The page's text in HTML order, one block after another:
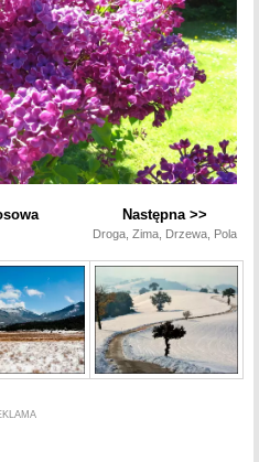
Następna >>
Droga, Zima, Drzewa, Pola